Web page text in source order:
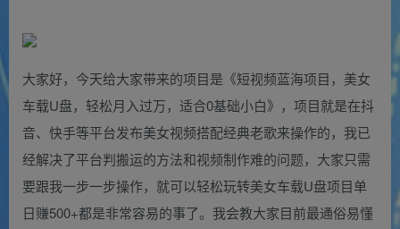
大家好，今天给大家带来的项目是《短视频蓝海项目，美女
车载U盘，轻松月入过万，适合0基础小白》，项目就是在抖
音、快手等平台发布美女视频搭配经典老歌来操作的，我已
经解决了平台判搬运的方法和视频制作难的问题，大家只需
要跟我一步一步操作，就可以轻松玩转美女车载U盘项目单
日赚500+都是非常容易的事了。我会教大家目前最通俗易懂